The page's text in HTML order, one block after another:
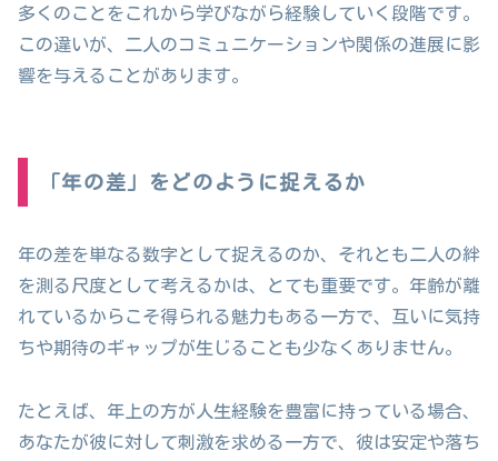
多くのことをこれから学びながら経験していく段階です。
この違いが、二人のコミュニケーションや関係の進展に影
響を与えることがあります。
「年の差」をどのように捉えるか
年の差を単なる数字として捉えるのか、それとも二人の絆
を測る尺度として考えるかは、とても重要です。年齢が離
れているからこそ得られる魅力もある一方で、互いに気持
ちや期待のギャップが生じることも少なくありません。
たとえば、年上の方が人生経験を豊富に持っている場合、
あなたが彼に対して刺激を求める一方で、彼は安定や落ち